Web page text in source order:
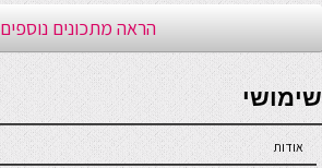
הראה מתכונים נוספים
seriöse online casinos österreich
שימושי
אודות